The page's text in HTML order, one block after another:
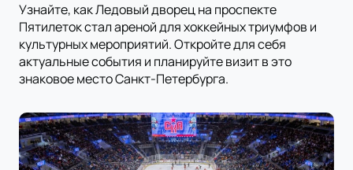
Узнайте, как Ледовый дворец на проспекте
Пятилеток стал ареной для хоккейных триумфов и
культурных мероприятий. Откройте для себя
актуальные события и планируйте визит в это
знаковое место Санкт-Петербурга.